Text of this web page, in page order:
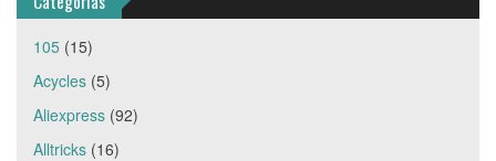
105 (15)
Acycles (5)
Aliexpress (92)
Alltricks (16)